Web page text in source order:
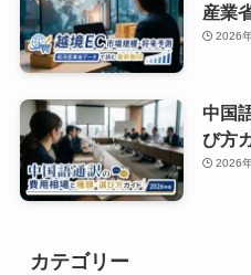
産業
2026
中国
び方
2026
カテゴリー